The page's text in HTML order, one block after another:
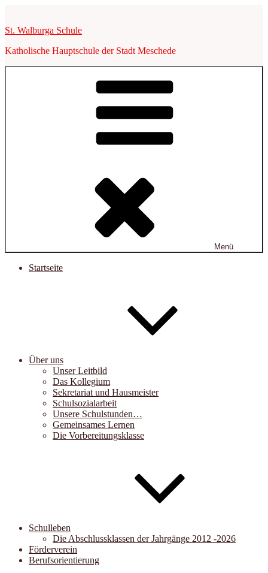
springen
St. Walburga Schule
Katholische Hauptschule der Stadt Meschede
Menü
Startseite
Über uns
Unser Leitbild
Das Kollegium
Sekretariat und Hausmeister
Schulsozialarbeit
Unsere Schulstunden…
Gemeinsames Lernen
Die Vorbereitungsklasse
Schulleben
Die Abschlussklassen der Jahrgänge 2012 -2026
Förderverein
Berufsorientierung